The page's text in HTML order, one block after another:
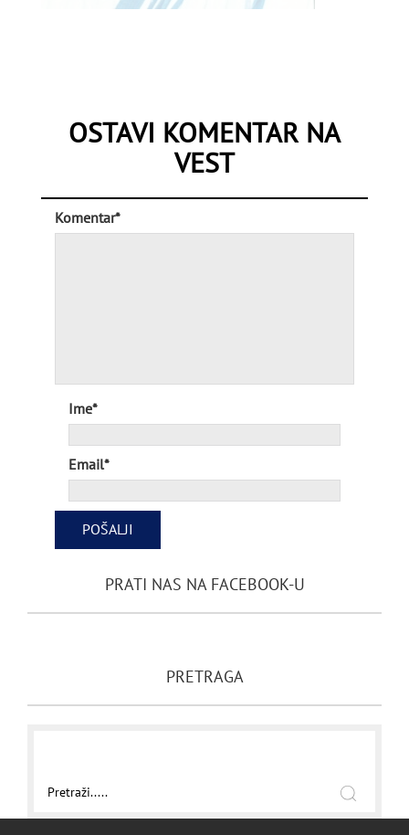
OSTAVI KOMENTAR NA
VEST
Komentar*
Ime*
Email*
PRATI NAS NA FACEBOOK-U
PRETRAGA